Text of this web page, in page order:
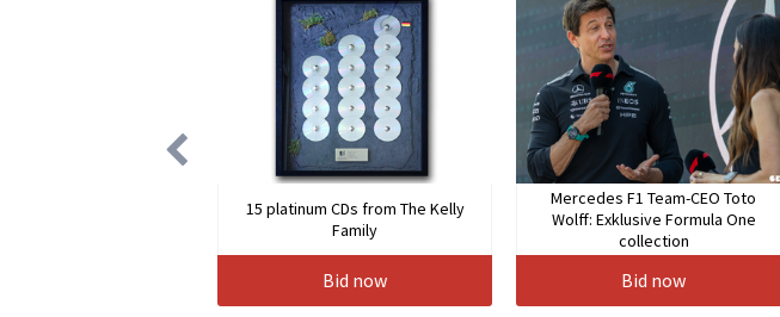
15 platinum CDs from The Kelly
Family
Bid now
Mercedes F1 Team-CEO Toto
Wolff: Exklusive Formula One
collection
Bid now